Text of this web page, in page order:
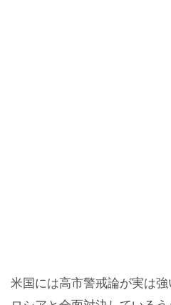
米国には高市警戒論が実は強